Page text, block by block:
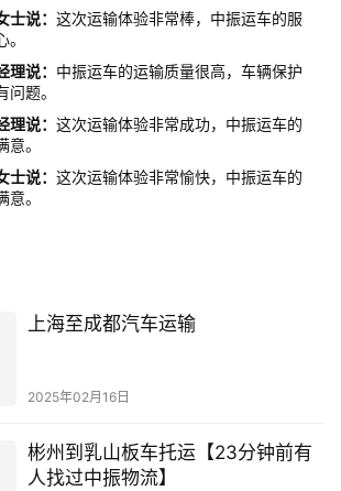
说： 这次运输体验非常棒，中振运车的服
说： 中振运车的运输质量很高，车辆保护
题。
说： 这次运输体验非常成功，中振运车的
。
说： 这次运输体验非常愉快，中振运车的
。
上海至成都汽车运输
2025年02月16日
彬州到乳山板车托运【23分钟前有
人找过中振物流】